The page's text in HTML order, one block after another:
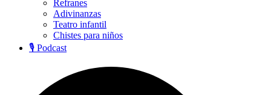
Refranes
Adivinanzas
Teatro infantil
Chistes para niños
🎙️ Podcast